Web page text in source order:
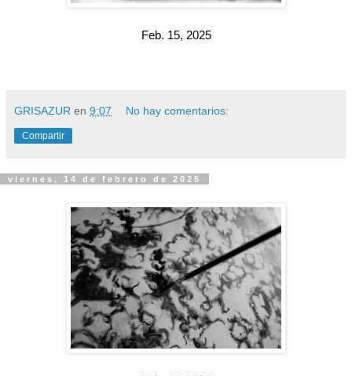
Feb. 15, 2025
GRISAZUR en 9:07 No hay comentarios:
Compartir
viernes, 14 de febrero de 2025